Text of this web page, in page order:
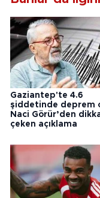
Gaziantep'te 4.6
şiddetinde deprem
Naci Görür’den
çeken açıklama